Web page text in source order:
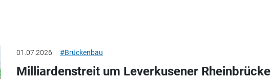
01.07.2026 #Brückenbau
Milliardenstreit um Leverkusener Rheinbrücke